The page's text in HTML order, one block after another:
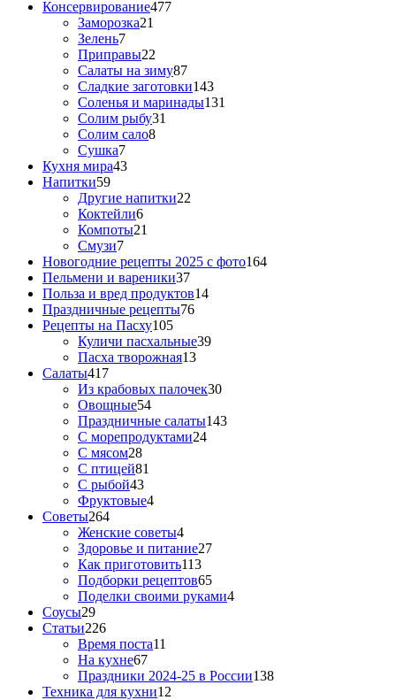
Консервирование477
Заморозка21
Зелень7
Приправы22
Салаты на зиму87
Сладкие заготовки143
Соленья и маринады131
Солим рыбу31
Солим сало8
Сушка7
Кухня мира43
Напитки59
Другие напитки22
Коктейли6
Компоты21
Смузи7
Новогодние рецепты 2025 с фото164
Пельмени и вареники37
Польза и вред продуктов14
Праздничные рецепты76
Рецепты на Пасху105
Куличи пасхальные39
Пасха творожная13
Салаты417
Из крабовых палочек30
Овощные54
Праздничные салаты143
С морепродуктами24
С мясом28
С птицей81
С рыбой43
Фруктовые4
Советы264
Женские советы4
Здоровье и питание27
Как приготовить113
Подборки рецептов65
Поделки своими руками4
Соусы29
Статьи226
Время поста11
На кухне67
Праздники 2024-25 в России138
Техника для кухни12